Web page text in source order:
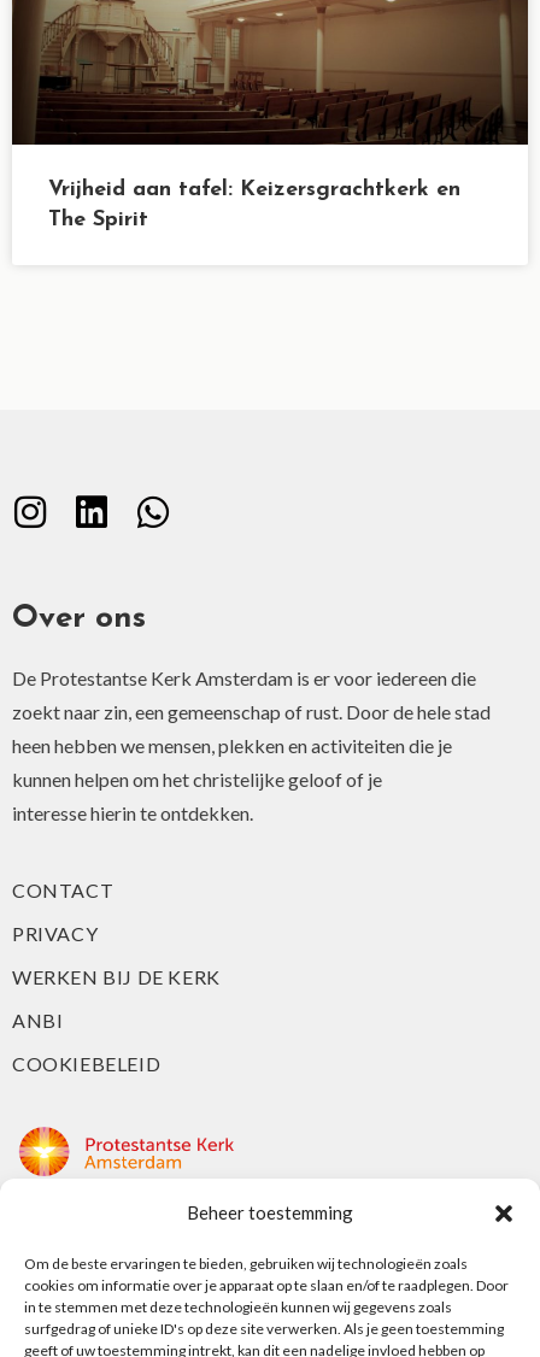
Beheer toestemming
Om de beste ervaringen te bieden, gebruiken wij technologieën zoals
cookies om informatie over je apparaat op te slaan en/of te raadplegen. Door
in te stemmen met deze technologieën kunnen wij gegevens zoals
surfgedrag of unieke ID's op deze site verwerken. Als je geen toestemming
geeft of uw toestemming intrekt, kan dit een nadelige invloed hebben op
Vrijheid aan tafel: Keizersgrachtkerk en
The Spirit
Over ons
De Protestantse Kerk Amsterdam is er voor iedereen die
zoekt naar zin, een gemeenschap of rust. Door de hele stad
heen hebben we mensen, plekken en activiteiten die je
kunnen helpen om het christelijke geloof of je
interesse hierin te ontdekken.
CONTACT
PRIVACY
WERKEN BIJ DE KERK
ANBI
COOKIEBELEID
Nieuwe Herengracht 18
1018 DP Amsterdam
t: 020 5353 700